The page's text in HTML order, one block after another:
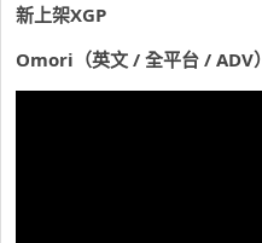
新上架XGP
Omori（英文 / 全平台 / ADV）